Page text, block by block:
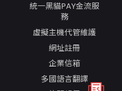
統一黑貓PAY金流服
務
虛擬主機代管維護
網址註冊
企業信箱
多國語言翻譯